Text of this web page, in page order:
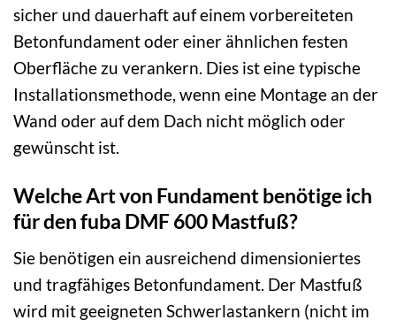
sicher und dauerhaft auf einem vorbereiteten
Betonfundament oder einer ähnlichen festen
Oberfläche zu verankern. Dies ist eine typische
Installationsmethode, wenn eine Montage an der
Wand oder auf dem Dach nicht möglich oder
gewünscht ist.
Welche Art von Fundament benötige ich
für den fuba DMF 600 Mastfuß?
Sie benötigen ein ausreichend dimensioniertes
und tragfähiges Betonfundament. Der Mastfuß
wird mit geeigneten Schwerlastankern (nicht im